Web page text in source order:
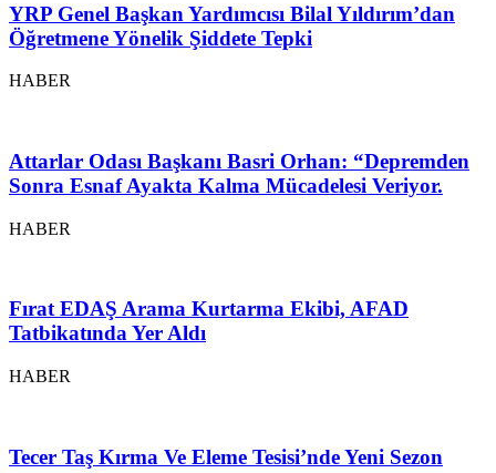
YRP Genel Başkan Yardımcısı Bilal Yıldırım’dan
Öğretmene Yönelik Şiddete Tepki
HABER
Attarlar Odası Başkanı Basri Orhan: “Depremden
Sonra Esnaf Ayakta Kalma Mücadelesi Veriyor.
HABER
Fırat EDAŞ Arama Kurtarma Ekibi, AFAD
Tatbikatında Yer Aldı
HABER
Tecer Taş Kırma Ve Eleme Tesisi’nde Yeni Sezon